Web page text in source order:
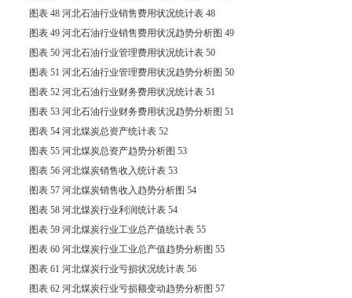
图表 48 河北石油行业销售费用状况统计表 48
图表 49 河北石油行业销售费用状况趋势分析图 49
图表 50 河北石油行业管理费用状况统计表 50
图表 51 河北石油行业管理费用状况趋势分析图 50
图表 52 河北石油行业财务费用状况统计表 51
图表 53 河北石油行业财务费用状况趋势分析图 51
图表 54 河北煤炭总资产统计表 52
图表 55 河北煤炭总资产趋势分析图 53
图表 56 河北煤炭销售收入统计表 53
图表 57 河北煤炭销售收入趋势分析图 54
图表 58 河北煤炭行业利润统计表 54
图表 59 河北煤炭行业工业总产值统计表 55
图表 60 河北煤炭行业工业总产值趋势分析图 55
图表 61 河北煤炭行业亏损状况统计表 56
图表 62 河北煤炭行业亏损额变动趋势分析图 57